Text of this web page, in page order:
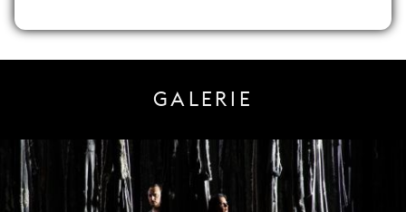
GALERIE